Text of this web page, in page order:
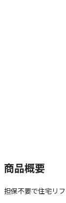
商品概要
担保不要で住宅リ